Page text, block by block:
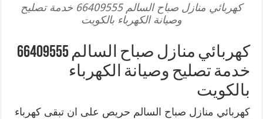
كهربائي منازل صباح السالم 66409555 خدمة تصليح
وصيانة الكهرباء بالكويت
كهربائي منازل صباح السالم 66409555
خدمة تصليح وصيانة الكهرباء
بالكويت
كهربائي منازل صباح السالم حريص على ان تبقى كهرباء